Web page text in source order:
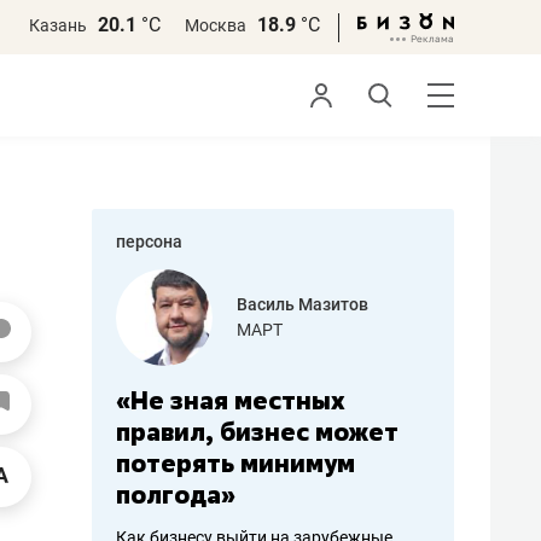
Казань 20.1 °С Москва 18.9 °С
персона
работа
Василь Мазитов
МАРТ
«Не зная местных
правил, бизнес может
потерять минимум
полгода»